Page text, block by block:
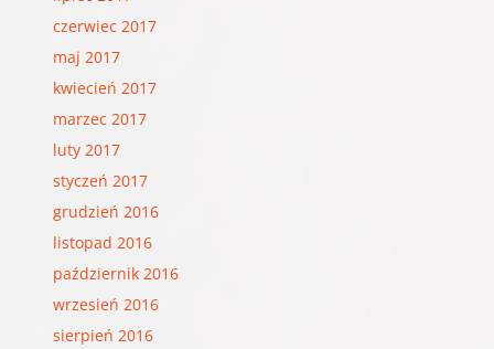
czerwiec 2017
maj 2017
kwiecień 2017
marzec 2017
luty 2017
styczeń 2017
grudzień 2016
listopad 2016
październik 2016
wrzesień 2016
sierpień 2016